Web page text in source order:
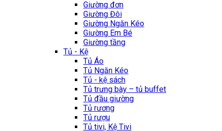
Giường đơn
Giường Đôi
Giường Ngăn Kéo
Giường Em Bé
Giường tầng
Tủ - Kệ
Tủ Áo
Tủ Ngăn Kéo
Tủ - kệ sách
Tủ trưng bày – tủ buffet
Tủ đầu giường
Tủ rương
Tủ rượu
Tủ tivi, Kệ Tivi